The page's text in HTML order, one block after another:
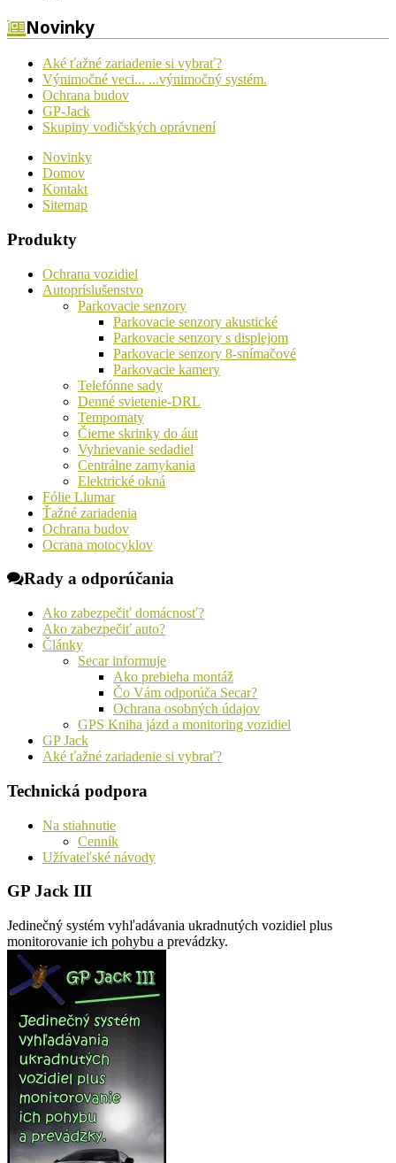
Novinky
Aké ťažné zariadenie si vybrať?
Výnimočné veci... ...výnimočný systém.
Ochrana budov
GP-Jack
Skupiny vodičských oprávnení
Novinky
Domov
Kontakt
Sitemap
Produkty
Ochrana vozidiel
Autopríslušenstvo
Parkovacie senzory
Parkovacie senzory akustické
Parkovacie senzory s displejom
Parkovacie senzory 8-snímačové
Parkovacie kamery
Telefónne sady
Denné svietenie-DRL
Tempomaty
Čierne skrinky do áut
Vyhrievanie sedadiel
Centrálne zamykania
Elektrické okná
Fólie Llumar
Ťažné zariadenia
Ochrana budov
Ocrana motocyklov
Rady a odporúčania
Ako zabezpečiť domácnosť?
Ako zabezpečiť auto?
Články
Secar informuje
Ako prebieha montáž
Čo Vám odporúča Secar?
Ochrana osobných údajov
GPS Kniha jázd a monitoring vozidiel
GP Jack
Aké ťažné zariadenie si vybrať?
Technická podpora
Na stiahnutie
Cenník
Užívateľské návody
GP Jack III
Jedinečný systém vyhľadávania ukradnutých vozidiel plus
monitorovanie ich pohybu a prevádzky.